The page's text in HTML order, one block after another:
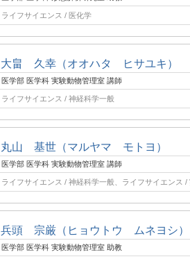
ライフサイエンス / 医化学
大畠 久幸（オオハタ ヒサユキ）
医学部 医学科 実験動物管理室 講師
ライフサイエンス / 神経科学一般
丸山 基世（マルヤマ モトヨ）
医学部 医学科 実験動物管理室 講師
ライフサイエンス / 神経科学一般、ライフサイエンス
兵頭 宗厳（ヒョウトウ ムネヨシ）
医学部 医学科 実験動物管理室 助教